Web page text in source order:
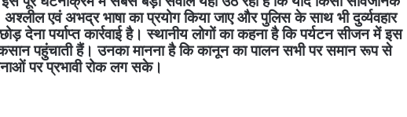
एवं अभद्र भाषा का प्रयोग किया जाए और पुलिस के साथ भी दुर्व्यवहार
देना पर्याप्त कार्रवाई है। स्थानीय लोगों का कहना है कि पर्यटन सीजन में इस
पहुंचाती हैं। उनका मानना है कि कानून का पालन सभी पर समान रूप से
पर प्रभावी रोक लग सके।